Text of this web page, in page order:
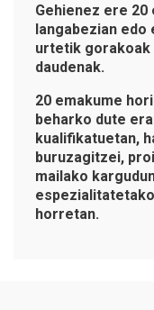
Gehienez ere 20
langabezian edo
urtetik gorakoak
daudenak.
20 emakume
beharko dute
kualifikatuetan,
buruzagitzei,
mailako
horretan.